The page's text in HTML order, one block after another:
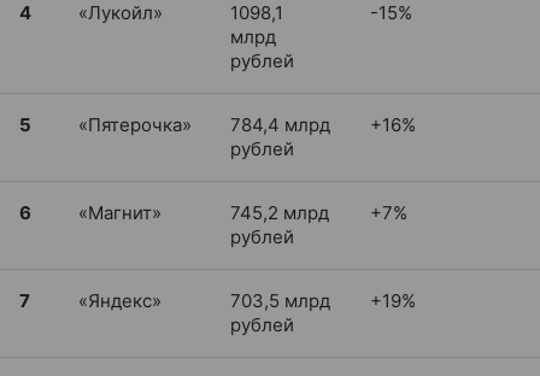
4 «Лукойл»
1098,1
млрд
рублей
-15%
5 «Пятерочка»
784,4 млрд
рублей
+16%
6 «Магнит»
745,2 млрд
рублей
+7%
7 «Яндекс»
703,5 млрд
рублей
+19%